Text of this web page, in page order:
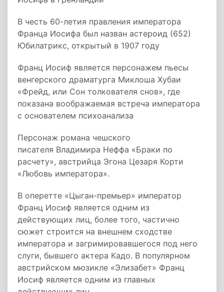
В честь 60-летия правления императора
Франца Иосифа был назван астероид (652)
Юбилатрикс, открытый в 1907 году
Франц Иосиф является персонажем пьесы
венгерского драматурга Миклоша Хубаи
«Фрейд, или Сон толкователя снов», где
показана воображаемая встреча императора
с основателем психоанализа
Персонаж романа чешского
писателя Владимира Неффа «Браки по
расчету», австрийца Эгона Цезаря Корти
«Любовь императора».
В оперетте «Цыган-премьер» император
Франц Иосиф является одним из
действующих лиц, более того, частично
сюжет строится на внешнем сходстве
императора и загримировавшегося под него
слуги, бывшего актера Кадо. В популярном
австрийском мюзикле «Элизабет» Франц
Иосиф является одним из главных